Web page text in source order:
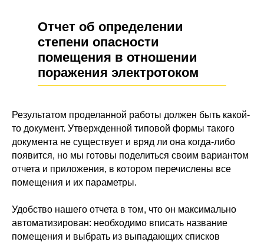
Отчет об определении
степени опасности
помещения в отношении
поражения электротоком
Результатом проделанной работы должен быть какой-
то документ. Утвержденной типовой формы такого
документа не существует и вряд ли она когда-либо
появится, но мы готовы поделиться своим вариантом
отчета и приложения, в котором перечислены все
помещения и их параметры.
Удобство нашего отчета в том, что он максимально
автоматизирован: необходимо вписать название
помещения и выбрать из выпадающих списков